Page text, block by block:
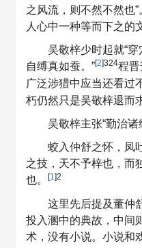
之风流，则不然不然也
人心中一种等而下之的
吴敬梓少时起就“
自缚真如蚕。”[2]324程晋
广泛涉猎中应当还看过
朽仍然只是吴敬梓退而
吴敬梓主张“勤治
蛟入仲舒之怀，凤
之技，天不予梓也，而
也。
[1]2
这里先后提及董仲
投入溷中的典故，中间
术，没有小说。小说和